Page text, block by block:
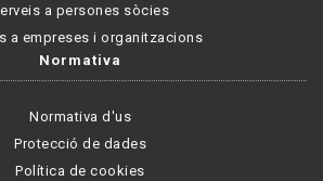
a persones sòcies
a empreses i organitzacions
Normativa
Normativa d'us
Protecció de dades
Política de cookies